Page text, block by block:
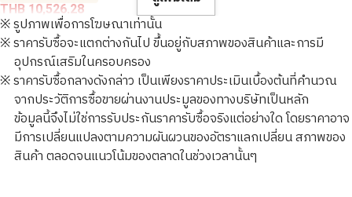
THB 10,526.28
※ รูปภาพเพื่อการโฆษณาเท่านั้น
※ ราคารับซื้อจะแตกต่างกันไป ขึ้นอยู่กับสภาพของสินค้าและการมี
อุปกรณ์เสริมในครอบครอง
※ ราคารับซื้อกลางดังกล่าว เป็นเพียงราคาประเมินเบื้องต้นที่คำนวณ
จากประวัติการซื้อขายผ่านงานประมูลของทางบริษัทเป็นหลัก
ข้อมูลนี้จึงไม่ใช่การรับประกันราคารับซื้อจริงแต่อย่างใด โดยราคาอาจ
มีการเปลี่ยนแปลงตามความผันผวนของอัตราแลกเปลี่ยน สภาพของ
สินค้า ตลอดจนแนวโน้มของตลาดในช่วงเวลานั้นๆ